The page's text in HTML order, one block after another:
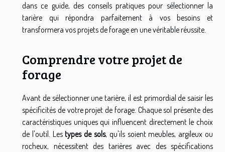
dans ce guide, des conseils pratiques pour sélectionner la
tarière qui répondra parfaitement à vos besoins et
transformera vos projets de forage en une véritable réussite.
Comprendre votre projet de
forage
Avant de sélectionner une tarière, il est primordial de saisir les
spécificités de votre projet de forage. Chaque sol présente des
caractéristiques uniques qui influencent directement le choix
de l'outil. Lestypes de sols, qu'ils soient meubles, argileux ou
rocheux, nécessitent des tarières avec des spécifications